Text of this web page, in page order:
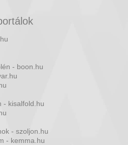
- boon.hu
- kisalfold.hu
- szoljon.hu
- kemma.hu